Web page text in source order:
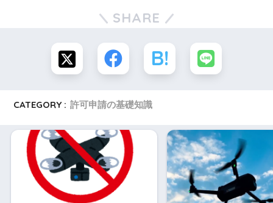
SHARE
CATEGORY : 許可申請の基礎知識